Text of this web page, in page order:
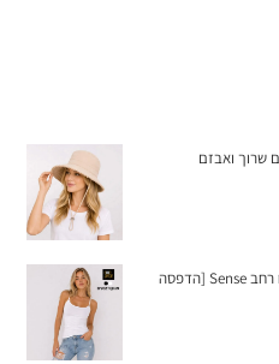
גופיית ספגטי – גופיית נשים איכותית פתח רחב Sense [הדפסה